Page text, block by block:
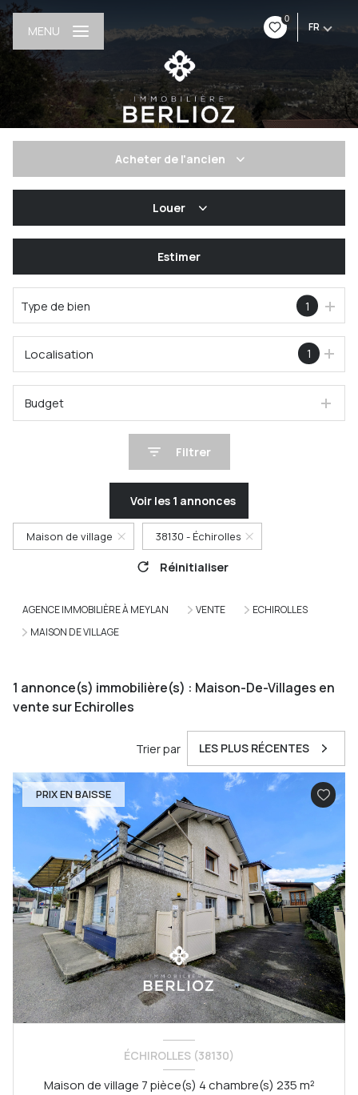
0
FR
MENU
Acheter de l'ancien
Louer
Estimer
Type de bien 1
1
Localisation
Budget
Filtrer
Voir les 1 annonces
Maison de village 38130 - Échirolles
Réinitialiser
AGENCE IMMOBILIÈRE À MEYLAN VENTE
ECHIROLLES
MAISON DE VILLAGE
1 annonce(s) immobilière(s) : Maison-De-Villages en
vente sur Echirolles
Trier par LES PLUS RÉCENTES
PRIX EN BAISSE
ÉCHIROLLES (38130)
Maison de village 7 pièce(s) 4 chambre(s) 235 m²